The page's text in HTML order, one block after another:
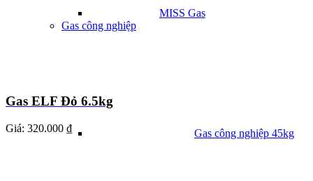
MISS Gas
Gas công nghiệp
Gas công nghiệp 45kg
Gas ELF Đỏ 6.5kg
Giá: 320.000 ₫